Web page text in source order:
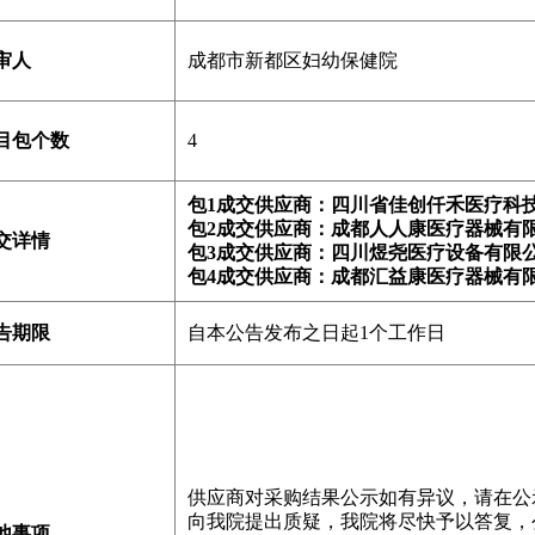
人 成都市新都区妇幼保健院
包个数 4
详情
包1成交供应商：四川省佳创仟禾医疗科
包2成交供应商：成都人人康医疗器械有
包3成交供应商：四川煜尧医疗设备有限
包4成交供应商：成都汇益康医疗器械
期限 自本公告发布之日起1个工作日
供应商对采购结果公示如有异议，请在
向我院提出质疑，我院将尽快予以答复